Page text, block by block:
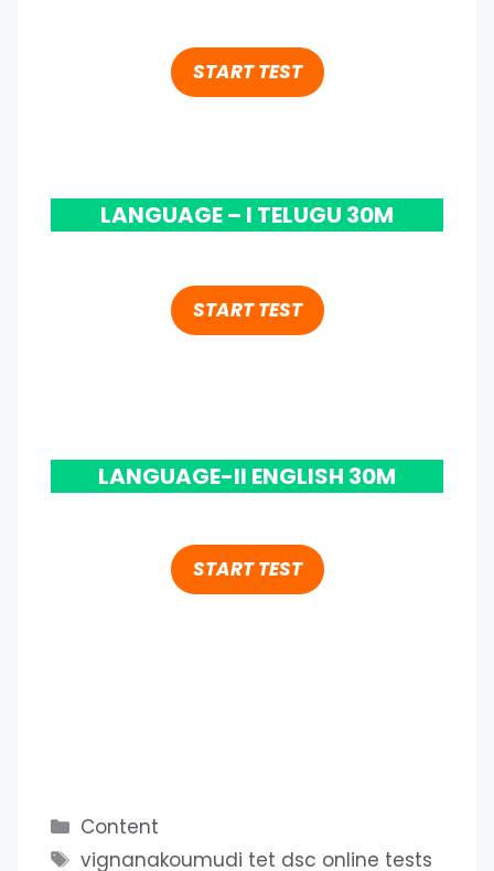
START TEST
LANGUAGE – I TELUGU 30M
START TEST
LANGUAGE-II ENGLISH 30M
START TEST
Categories
Content
Tags
vignanakoumudi tet dsc online tests